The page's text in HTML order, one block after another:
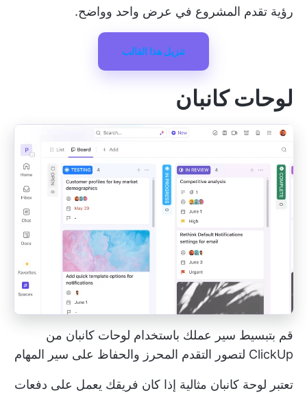
رؤية تقدم المشروع في عرض واحد وواضح.
تنزيل هذا القالب
لوحات كانبان
قم بتبسيط سير عملك باستخدام لوحات كانبان من
ClickUp لتصور التقدم المحرز والحفاظ على سير المهام
تعتبر لوحة كانبان مثالية إذا كان فريقك يعمل على دفعات